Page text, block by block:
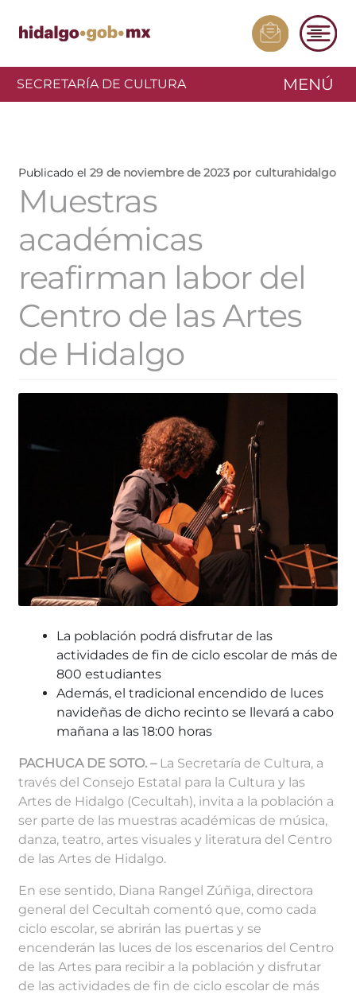
SECRETARÍA DE CULTURA MENÚ
Publicado el 29 de noviembre de 2023 por culturahidalgo
Muestras
académicas
reafirman labor del
Centro de las Artes
de Hidalgo
La población podrá disfrutar de las
actividades de fin de ciclo escolar de más de
800 estudiantes
Además, el tradicional encendido de luces
navideñas de dicho recinto se llevará a cabo
mañana a las 18:00 horas
PACHUCA DE SOTO. –La Secretaría de Cultura, a
través del Consejo Estatal para la Cultura y las
Artes de Hidalgo (Cecultah), invita a la población a
ser parte de las muestras académicas de música,
danza, teatro, artes visuales y literatura del Centro
de las Artes de Hidalgo.
En ese sentido, Diana Rangel Zúñiga, directora
general del Cecultah comentó que, como cada
ciclo escolar, se abrirán las puertas y se
encenderán las luces de los escenarios del Centro
de las Artes para recibir a la población y disfrutar
de las actividades de fin de ciclo escolar de más